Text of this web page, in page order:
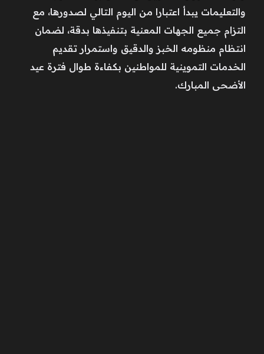
والتعليمات يبدأ اعتبارا من اليوم التالي لصدورها، مع
التزام جميع الجهات المعنية بتنفيذها بدقة، لضمان
انتظام منظومه الخبز والدقيق واستمرار تقديم
الخدمات التموينية للمواطنين بكفاءة طوال فترة عيد
الأضحى المبارك.